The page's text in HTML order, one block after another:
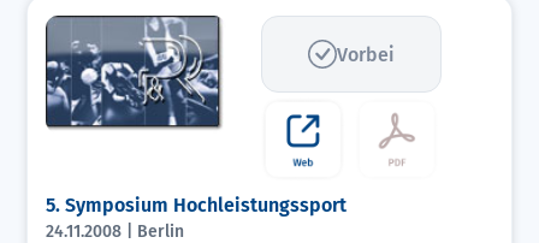
Vorbei
5. Symposium Hochleistungssport
24.11.2008 | Berlin